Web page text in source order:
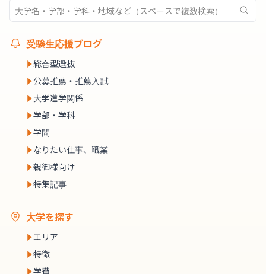
受験生応援ブログ
総合型選抜
公募推薦・推薦入試
大学進学関係
学部・学科
学問
なりたい仕事、職業
親御様向け
特集記事
大学を探す
エリア
特徴
学費